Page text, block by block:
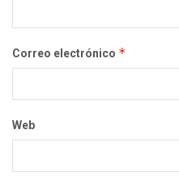
Correo electrónico *
Web